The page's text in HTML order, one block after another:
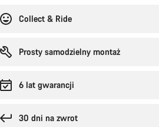
Collect & Ride
Prosty samodzielny montaż
6 lat gwarancji
30 dni na zwrot